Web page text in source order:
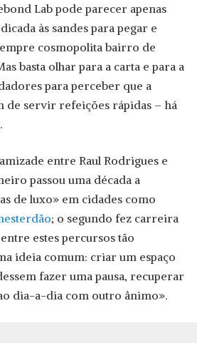
Lab pode parecer apenas
às sandes para pegar e
cosmopolita bairro de
basta olhar para a carta e para a
para perceber que a
de servir refeições rápidas – há
entre Raul Rodrigues e
passou uma década a
de luxo» em cidades como
; o segundo fez carreira
estes percursos tão
ideia comum: criar um espaço
fazer uma pausa, recuperar
dia-a-dia com outro ânimo».